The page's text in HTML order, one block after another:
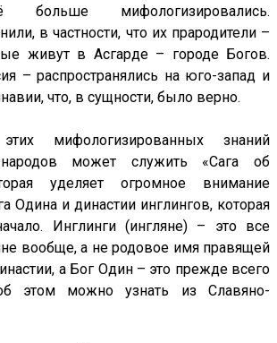
мифологизировались.
в частности, что их прародители –
живут в Асгарде – городе Богов.
– распространялись на юго-запад и
что, в сущности, было верно.
мифологизированных знаний
народов может служить «Сага об
уделяет огромное внимание
Одина и династии инглингов, которая
Инглинги (ингляне) – это все
вообще, а не родовое имя правящей
а Бог Один – это прежде всего
этом можно узнать из Славяно-